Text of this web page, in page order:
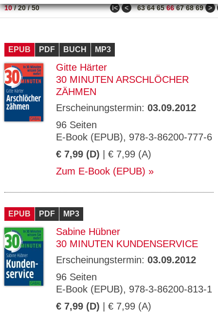
10/20/50 ǀ< < 63 64 65 66 67 68 69 >
EPUB PDF BUCH MP3
Gitte Härter
30 MINUTEN ARSCHLÖCHER
ZÄHMEN
Erscheinungstermin: 03.09.2012
96 Seiten
E-Book (EPUB), 978-3-86200-777-6
€ 7,99 (D) | € 7,99 (A)
Zum E-Book (EPUB)
EPUB PDF MP3
Sabine Hübner
30 MINUTEN KUNDENSERVICE
Erscheinungstermin: 03.09.2012
96 Seiten
E-Book (EPUB), 978-3-86200-813-1
€ 7,99 (D) | € 7,99 (A)
Name Zweck
ESSION
_ID
verlag.
de
Session verwendet
GV_CO
OKIES
gabal-
Speichert den Zustimmungsstatus des
Benutzers für Cookies auf der aktuellen
Domäne.
ge